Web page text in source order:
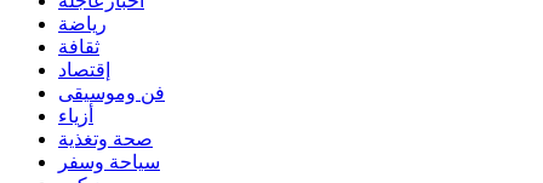
رياضة
ثقافة
إقتصاد
فن وموسيقى
أزياء
صحة وتغذية
سياحة وسفر